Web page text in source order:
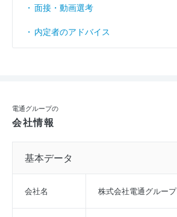
面接・動画選考
内定者のアドバイス
電通グループの
会社情報
基本データ
会社名 株式会社電通グループ